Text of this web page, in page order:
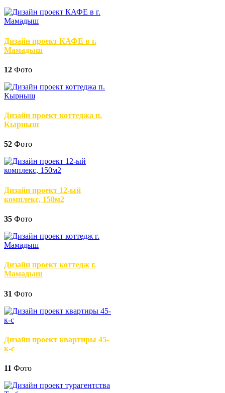
Дизайн проект КАФЕ в г.
Мамадыш
12 Фото
Дизайн проект коттеджа п.
Кырныш
52 Фото
Дизайн проект 12-ый
комплекс, 150м2
35 Фото
Дизайн проект коттедж г.
Мамадыш
31 Фото
Дизайн проект квартиры 45-
к-с
11 Фото